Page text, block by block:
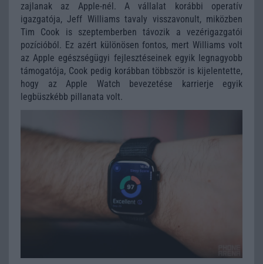
zajlanak az Apple-nél. A vállalat korábbi operatív
igazgatója, Jeff Williams tavaly visszavonult, miközben
Tim Cook is szeptemberben távozik a vezérigazgatói
pozícióból. Ez azért különösen fontos, mert Williams volt
az Apple egészségügyi fejlesztéseinek egyik legnagyobb
támogatója, Cook pedig korábban többször is kijelentette,
hogy az Apple Watch bevezetése karrierje egyik
legbüszkébb pillanata volt.